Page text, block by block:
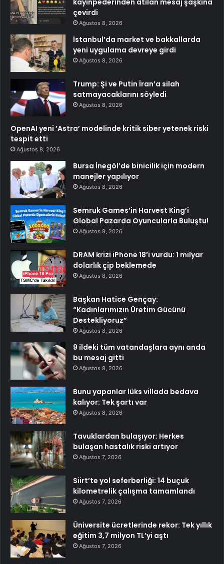
kayınpederinden atılan mesaj şaşkına
çevirdi
Ağustos 8, 2026
İstanbul’da market ve bakkallarda
yeni uygulama devreye girdi
Ağustos 8, 2026
Trump: Şi ve Putin İran’a silah
satmayacaklarını söyledi
Ağustos 8, 2026
OpenAI yeni ’Astra’ modelinde kritik siber yetenek riski
tespit etti
Ağustos 8, 2026
Bursa İnegöl’de binicilik için modern
manejler yapılıyor
Ağustos 8, 2026
Semruk Games’in Harvest King’i
Global Pazarda Oyuncularla Buluştu!
Ağustos 8, 2026
DRAM krizi iPhone 18’i vurdu: 1 milyar
dolarlık çip beklemede
Ağustos 8, 2026
Başkan Hatice Gençay:
“Kadınlarımızın Üretim Gücünü
Destekliyoruz”
Ağustos 8, 2026
9 ildeki tüm vatandaşlara aynı anda
bu mesaj gitti
Ağustos 8, 2026
Bunu yapanlar lüks villada bedava
kalıyor: Tek şartı var
Ağustos 8, 2026
Tavuklardan bulaşıyor: Herkes
bulaşan hastalık riski artıyor
Ağustos 7, 2026
Siirt’te yol seferberliği: 14 buçuk
kilometrelik çalışma tamamlandı
Ağustos 7, 2026
Üniversite ücretlerinde rekor: Tek yıllık
eğitim 3,7 milyon TL’yi aştı
Ağustos 7, 2026